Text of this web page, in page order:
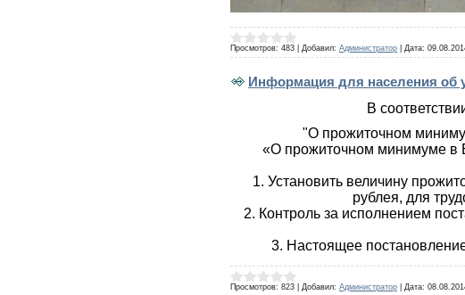
Просмотров: 483 Добавил: Администратор Дата:
Информация для населения об
В
"О прожиточном
«О прожиточном минимуме в
1. Установить величину
рублея, для
2. Контроль за исполнением
3. Настоящее
Просмотров: 823 Добавил: Администратор Дата: